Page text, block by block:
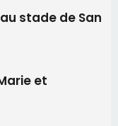
à Cruculi le
une